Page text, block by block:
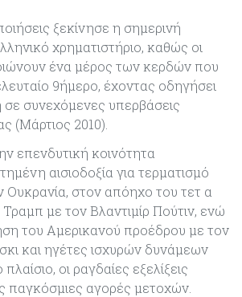
ξεκίνησε η σημερινή
χρηματιστήριο, καθώς οι
ένα μέρος των κερδών που
9ήμερο, έχοντας οδηγήσει
σε συνεχόμενες υπερβάσεις
(Μάρτιος 2010).
επενδυτική κοινότητα
αισιοδοξία για τερματισμό
στον απόηχο του τετ α
με τον Βλαντιμίρ Πούτιν, ενώ
του Αμερικανού προέδρου με τον
και ηγέτες ισχυρών δυνάμεων
οι ραγδαίες εξελίξεις
παγκόσμιες αγορές μετοχών.